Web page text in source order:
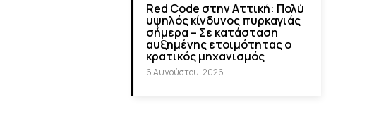
Red Code στην Αττική: Πολύ
υψηλός κίνδυνος πυρκαγιάς
σήμερα – Σε κατάσταση
αυξημένης ετοιμότητας ο
κρατικός μηχανισμός
6 Αυγούστου, 2026